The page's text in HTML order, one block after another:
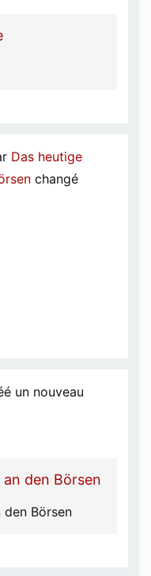
Das heutige
changé
un nouveau
den Börsen
den Börsen